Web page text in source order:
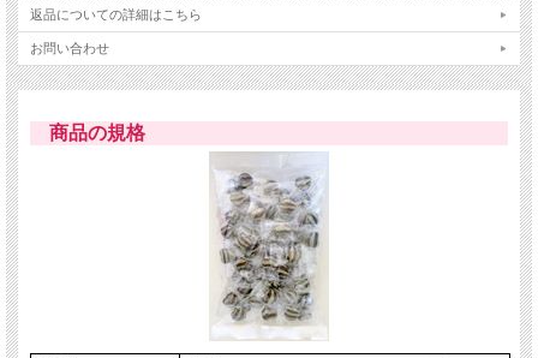
■飴の大きさ
縦×横：約1cm×約2cm、厚さ：約1cm
返品についての詳細はこちら
お問い合わせ
商品の規格